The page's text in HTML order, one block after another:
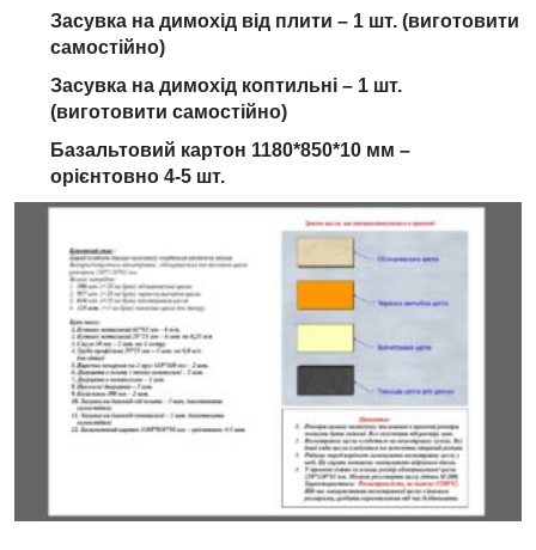
Засувка на димохід від плити – 1 шт. (виготовити
самостійно)
Засувка на димохід коптильні – 1 шт.
(виготовити самостійно)
Базальтовий картон 1180*850*10 мм –
орієнтовно 4-5 шт.